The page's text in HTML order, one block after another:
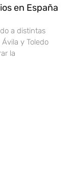
en España
a distintas
y Toledo
la